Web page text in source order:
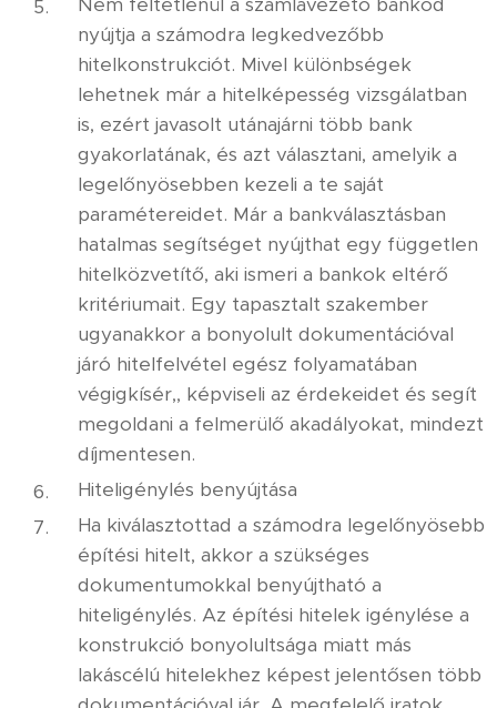
nyújtja a számodra legkedvezőbb
hitelkonstrukciót. Mivel különbségek
lehetnek már a hitelképesség vizsgálatban
is, ezért javasolt utánajárni több bank
gyakorlatának, és azt választani, amelyik a
legelőnyösebben kezeli a te saját
paramétereidet. Már a bankválasztásban
hatalmas segítséget nyújthat egy független
hitelközvetítő, aki ismeri a bankok eltérő
kritériumait. Egy tapasztalt szakember
ugyanakkor a bonyolult dokumentációval
járó hitelfelvétel egész folyamatában
végigkísér,, képviseli az érdekeidet és segít
megoldani a felmerülő akadályokat, mindezt
díjmentesen.
Hiteligénylés benyújtása
Ha kiválasztottad a számodra legelőnyösebb
építési hitelt, akkor a szükséges
dokumentumokkal benyújtható a
hiteligénylés. Az építési hitelek igénylése a
konstrukció bonyolultsága miatt más
lakáscélú hitelekhez képest jelentősen több